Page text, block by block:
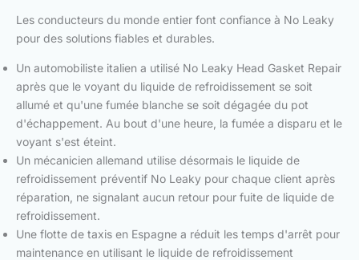
Les conducteurs du monde entier font confiance à No Leaky
pour des solutions fiables et durables.
Un automobiliste italien a utilisé No Leaky Head Gasket Repair
après que le voyant du liquide de refroidissement se soit
allumé et qu'une fumée blanche se soit dégagée du pot
d'échappement. Au bout d'une heure, la fumée a disparu et le
voyant s'est éteint.
Un mécanicien allemand utilise désormais le liquide de
refroidissement préventif No Leaky pour chaque client après
réparation, ne signalant aucun retour pour fuite de liquide de
refroidissement.
Une flotte de taxis en Espagne a réduit les temps d'arrêt pour
maintenance en utilisant le liquide de refroidissement